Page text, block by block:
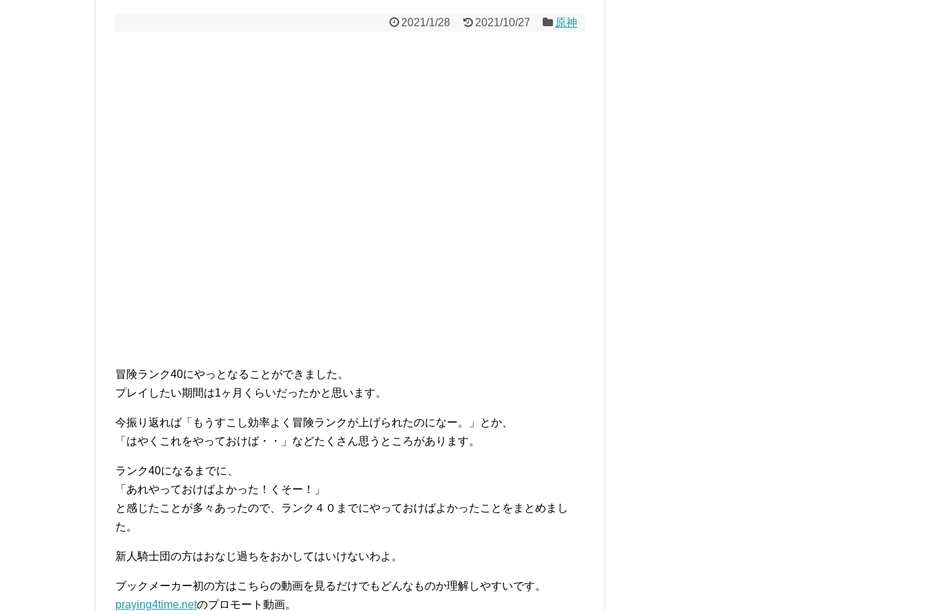
2021/1/28 2021/10/27 原神
冒険ランク40にやっとなることができました。
プレイしたい期間は1ヶ月くらいだったかと思います。
今振り返れば「 もうすこし効率よく冒険ランクが上げられたのになー。
」とか、
「 はやくこれをやっておけば・・ 」などたくさん思うところがあります。
ランク40になるまでに、
「あれやっておけばよかった！くそー！」
と感じたことが多々あったので、ランク４０までにやっておけばよかったことをまとめまし
た。
新人騎士団の方はおなじ過ちをおかしてはいけないわよ。
ブックメーカー初の方はこちらの動画を見るだけでもどんなものか理解しやすいです。
praying4time.netのプロモート動画。